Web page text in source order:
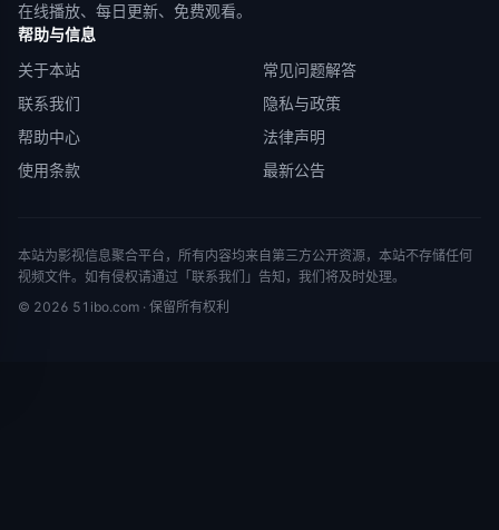
在线播放、每日更新、免费观看。
帮助与信息
关于本站
常见问题解答
联系我们
隐私与政策
帮助中心
法律声明
使用条款
最新公告
本站为影视信息聚合平台，所有内容均来自第三方公开资源，本站不存储任何
视频文件。如有侵权请通过「联系我们」告知，我们将及时处理。
© 2026 51ibo.com · 保留所有权利